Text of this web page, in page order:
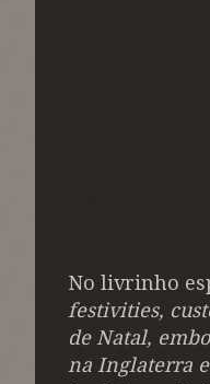
No livrinho
festivities,
de Natal,
na Inglaterra